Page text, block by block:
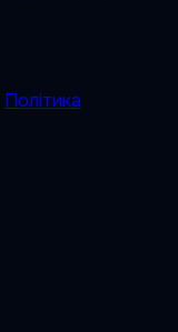
Політика